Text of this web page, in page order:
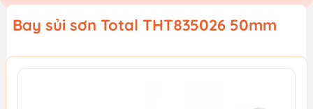
Bay sủi sơn Total THT835026 50mm